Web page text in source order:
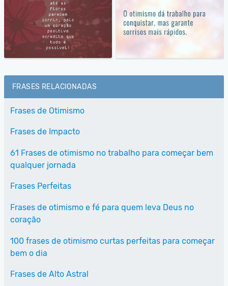
FRASES RELACIONADAS
Frases de Otimismo
Frases de Impacto
61 Frases de otimismo no trabalho para começar bem
qualquer jornada
Frases Perfeitas
Frases de otimismo e fé para quem leva Deus no
coração
100 frases de otimismo curtas perfeitas para começar
bem o dia
Frases de Alto Astral